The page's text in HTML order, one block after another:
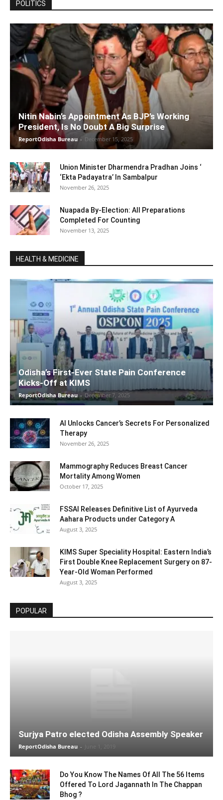
POLITICS
Nitin Nabin’s Appointment As BJP’s Working
President, Is No Doubt A Big Surprise
ReportOdisha Bureau - December 15, 2025
Union Minister Dharmendra Pradhan Joins ‘
‘Ekta Padayatra’ In Sambalpur
November 26, 2025
Nuapada By-Election: All Preparations
Completed For Counting
November 13, 2025
HEALTH & MEDICINE
Odisha’s First-Ever State Pain Conference
Kicks-Off at KIMS
ReportOdisha Bureau - December 7, 2025
AI Unlocks Cancer’s Secrets For Personalized
Therapy
November 26, 2025
Mammography Reduces Breast Cancer
Mortality Among Women
October 17, 2025
FSSAI Releases Definitive List of Ayurveda
Aahara Products under Category A
August 3, 2025
KIMS Super Speciality Hospital: Eastern India’s
First Double Knee Replacement Surgery on 87-
Year-Old Woman Performed
August 3, 2025
POPULAR
Surjya Patro elected Odisha Assembly Speaker
ReportOdisha Bureau - June 1, 2019
Do You Know The Names Of All The 56 Items
Offered To Lord Jagannath In The Chappan
Bhog ?